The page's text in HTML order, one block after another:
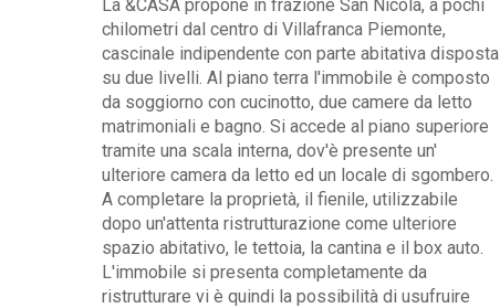
La &CASA propone in frazione San Nicola, a pochi
chilometri dal centro di Villafranca Piemonte,
cascinale indipendente con parte abitativa disposta
su due livelli. Al piano terra l'immobile è composto
da soggiorno con cucinotto, due camere da letto
matrimoniali e bagno. Si accede al piano superiore
tramite una scala interna, dov'è presente un'
ulteriore camera da letto ed un locale di sgombero.
A completare la proprietà, il fienile, utilizzabile
dopo un'attenta ristrutturazione come ulteriore
spazio abitativo, le tettoia, la cantina e il box auto.
L'immobile si presenta completamente da
ristrutturare vi è quindi la possibilità di usufruire